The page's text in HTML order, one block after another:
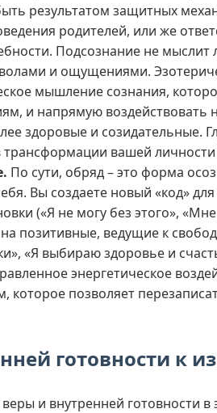
результатом защитных
родителей, или же
Подсознание не мыслит
и ощущениями.
мышление сознания,
и напрямую воздействовать
здоровые и созидательные.
трансформации вашей
По сути, обряд – это форма
Вы создаете новый «код»
(«Я не могу без этого»,
позитивные, ведущие к
«Я выбираю здоровье и
энергетическое
которое позволяет
готовности к
и внутренней готовности в